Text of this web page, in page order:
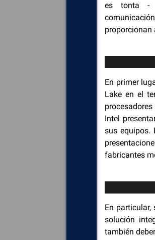
es tonta -
proporcionan
En primer
Lake en el
Intel
sus equipos.
fabricantes
En
solución
también